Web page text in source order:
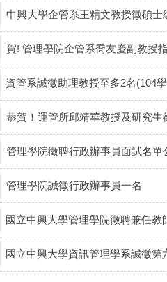
中興大學企管系王精文教授徵碩士
賀! 管理學院企管系喬友慶副教授
資管系誠徵助理教授至多2名(104
恭賀！運管所邱靖華教授及研究
管理學院徵聘行政辦事員面試名單
管理學院誠徵行政辦事員一名
國立中興大學管理學院徵聘兼任教
國立中興大學資訊管理學系誠徵第